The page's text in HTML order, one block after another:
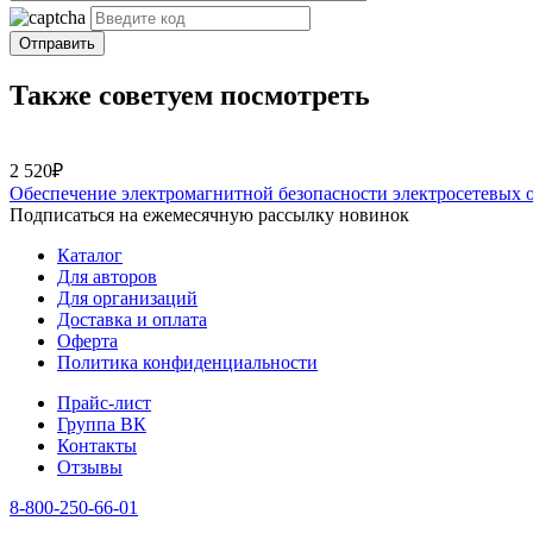
Отправить
Также советуем посмотреть
2 520₽
Обеспечение электромагнитной безопасности электросетевых
Подписаться на ежемесячную рассылку новинок
Каталог
Для авторов
Для организаций
Доставка и оплата
Оферта
Политика конфиденциальности
Прайс-лист
Группа ВК
Контакты
Отзывы
8-800-250-66-01